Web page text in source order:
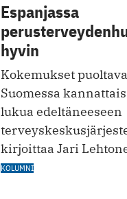
Espanjassa
hyvin
Kokemukset
Suomessa
lukua edeltäneeseen
kirjoittaa Jari
KOLUMNI